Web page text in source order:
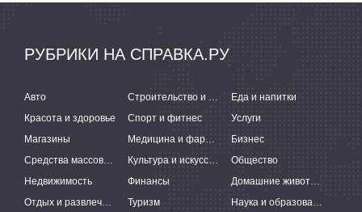
РУБРИКИ НА СПРАВКА.РУ
Авто Строительство и ремонт
Еда и напитки
Красота и здоровье
Спорт и фитнес
Услуги
Магазины
Медицина и фармацевтика
Бизнес
Средства массовой информации
Культура и искусство
Общество
Недвижимость
Финансы
Домашние животные
Отдых и развлечения
Туризм Наука и образование